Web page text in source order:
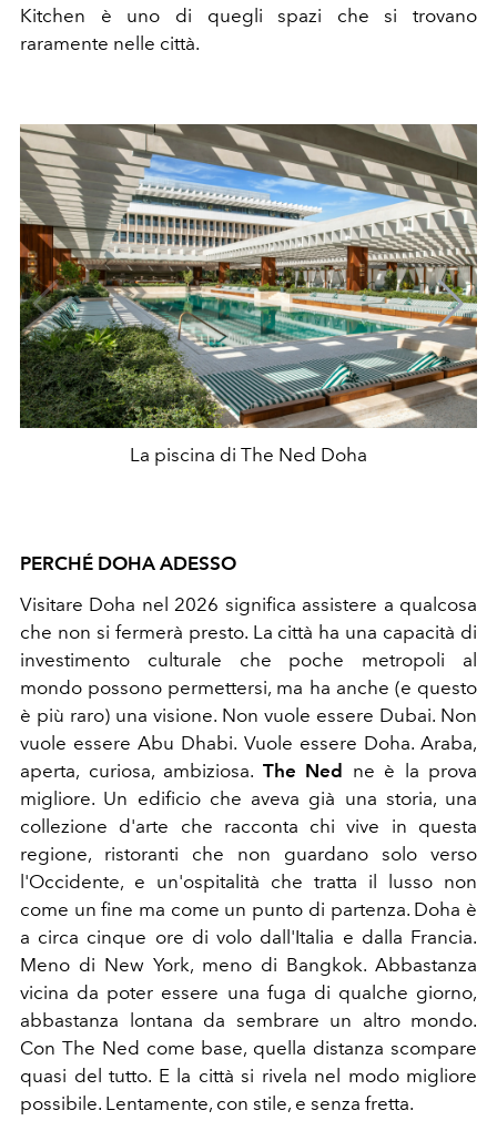
Kitchen è uno di quegli spazi che si trovano
raramente nelle città.
La piscina di The Ned Doha
PERCHÉ DOHA ADESSO
Visitare Doha nel 2026 significa assistere a qualcosa
che non si fermerà presto. La città ha una capacità di
investimento culturale che poche metropoli al
mondo possono permettersi, ma ha anche (e questo
è più raro) una visione. Non vuole essere Dubai. Non
vuole essere Abu Dhabi. Vuole essere Doha. Araba,
aperta, curiosa, ambiziosa. The Ned ne è la prova
migliore. Un edificio che aveva già una storia, una
collezione d'arte che racconta chi vive in questa
regione, ristoranti che non guardano solo verso
l'Occidente, e un'ospitalità che tratta il lusso non
come un fine ma come un punto di partenza. Doha è
a circa cinque ore di volo dall'Italia e dalla Francia.
Meno di New York, meno di Bangkok. Abbastanza
vicina da poter essere una fuga di qualche giorno,
abbastanza lontana da sembrare un altro mondo.
Con The Ned come base, quella distanza scompare
quasi del tutto. E la città si rivela nel modo migliore
possibile. Lentamente, con stile, e senza fretta.